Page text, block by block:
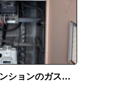
のガス給湯器の交換